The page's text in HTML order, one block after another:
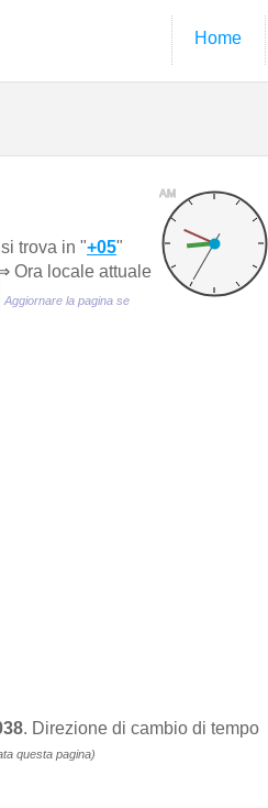
Home
AM
trova in "+05"
Ora locale attuale
Aggiornare la pagina se
. Direzione di cambio di tempo
questa pagina)